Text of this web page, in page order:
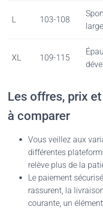
L 103-108
large
XL 109-115
Les offres, prix
à comparer
Vous veillez aux
différentes
relève plus de la
Le paiement
rassurent, la
courante, un